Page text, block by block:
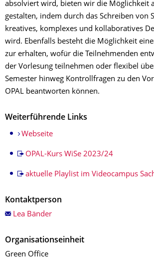
absolviert wird, bieten wir die Möglichkeit
gestalten, indem durch das Schreiben von
kreatives, komplexes und kollaboratives
wird. Ebenfalls besteht die Möglichkeit
zur erhalten, wofür die Teilnehmenden
der Vorlesung teilnehmen oder flexibel
Semester hinweg Kontrollfragen zu den
OPAL beantworten können.
Weiterführende Links
Webseite
OPAL-Kurs WiSe 2023/24
aktuelle Playlist im Videocampus
Kontaktperson
Lea Bänder
Organisationseinheit
Green Office